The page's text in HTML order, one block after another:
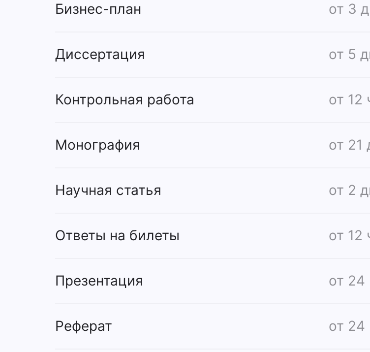
Бизнес-план от 3
Диссертация от 5
Контрольная работа от 12
Монография от 21
Научная статья от 2
Ответы на билеты от 12
Презентация от 24
Реферат от 24